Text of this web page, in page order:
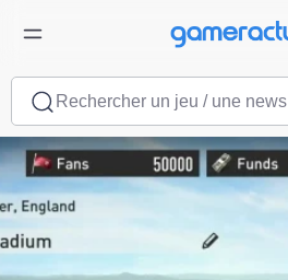
Rechercher un jeu / une news